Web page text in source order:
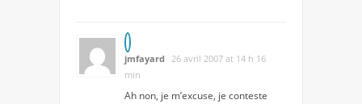
jmfayard
26 avril 2007 at 14 h 16
min
Ah non, je m’excuse, je conteste